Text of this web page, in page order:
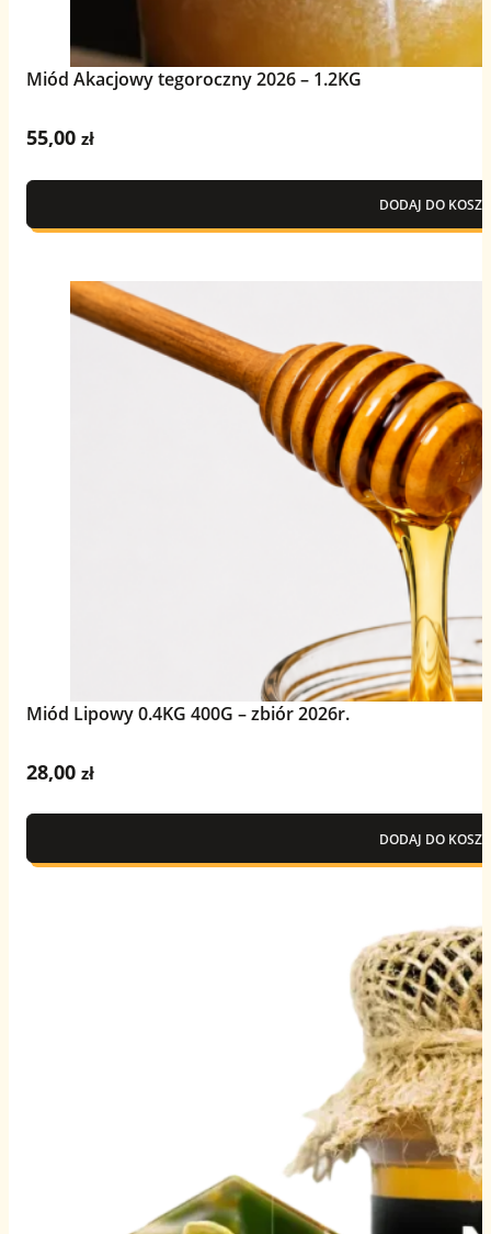
Miód Akacjowy tegoroczny 2026 – 1.2KG
55,00zł
DODAJ DO
Miód Lipowy 0.4KG 400G – zbiór 2026r.
28,00zł
DODAJ DO